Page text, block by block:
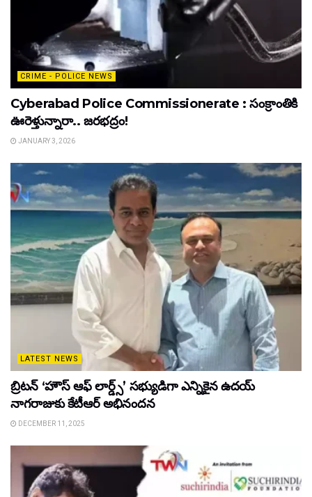
CRIME - POLICE NEWS
Cyberabad Police Commissionerate : సంక్రాంతికి
ఊరెళ్తున్నారా.. జరభద్రం!
JANUARY 3, 2026
LATEST NEWS
బ్రిటన్ ‘హౌస్ ఆఫ్ లార్డ్స్’ సభ్యుడిగా ఎన్నికైన ఉదయ్
నాగరాజుకు కేటీఆర్ అభినందన
DECEMBER 11, 2025